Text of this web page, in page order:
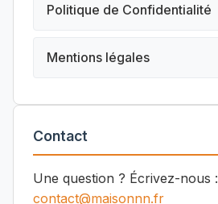
Politique de Confidentialité
Mentions légales
Contact
Une question ? Écrivez-nous :
contact@maisonnn.fr